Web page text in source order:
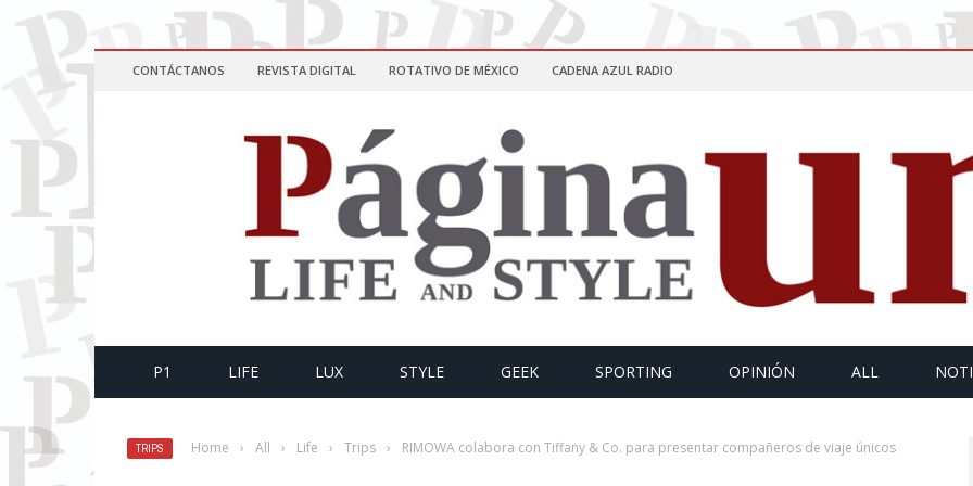
CONTÁCTANOS REVISTA DIGITAL ROTATIVO DE MÉXICO CADENA AZUL RADIO
P1 LIFE LUX STYLE GEEK SPORTING OPINIÓN ALL
TRIPS Home › All › Life › Trips › RIMOWA colabora con Tiffany & Co. para presentar compañeros de viaje únicos